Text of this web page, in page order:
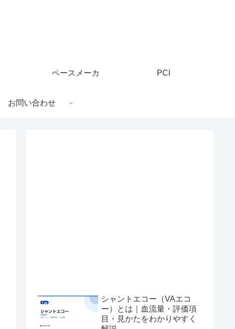
ペースメーカ PCI
お問い合わせ
シャントエコー（VAエコ
ー）とは｜血流量・評価項
目・見かたをわかりやすく